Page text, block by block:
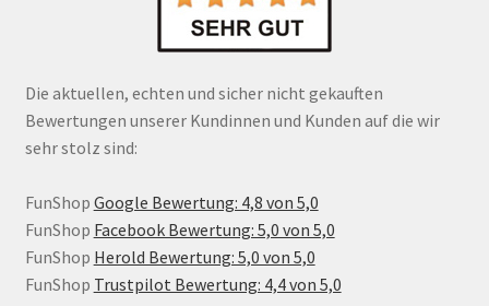
Die aktuellen, echten und sicher nicht gekauften
Bewertungen unserer Kundinnen und Kunden auf die wir
sehr stolz sind:
FunShop Google Bewertung: 4,8 von 5,0
FunShop Facebook Bewertung: 5,0 von 5,0
FunShop Herold Bewertung: 5,0 von 5,0
FunShop Trustpilot Bewertung: 4,4 von 5,0